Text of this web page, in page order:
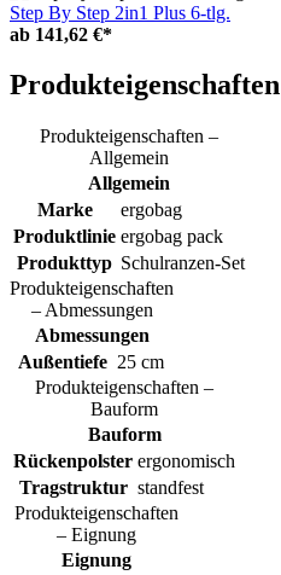
Step By Step 2in1 Plus 6-tlg.
ab 141,62 €*
Produkteigenschaften
Produkteigenschaften –
Allgemein
Allgemein
Marke
ergobag
Produktlinie ergobag pack
Produkttyp Schulranzen-Set
Produkteigenschaften
– Abmessungen
Abmessungen
Außentiefe 25 cm
Produkteigenschaften –
Bauform
Bauform
Rückenpolster ergonomisch
Tragstruktur standfest
Produkteigenschaften
– Eignung
Eignung